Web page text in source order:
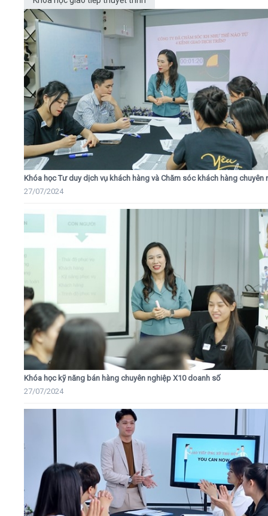
Khóa học Tư duy dịch vụ khách hàng và Chăm sóc khách hàng chuyên
27/07/2024
Khóa học kỹ năng bán hàng chuyên nghiệp X10 doanh số
27/07/2024